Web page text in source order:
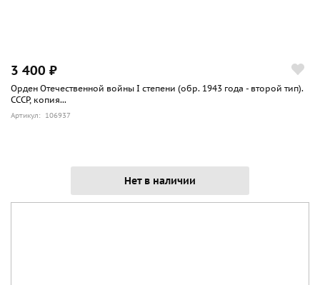
3 400 ₽
Орден Отечественной войны I степени (обр. 1943 года - второй тип).
СССР, копия...
Артикул: 106937
Нет в наличии